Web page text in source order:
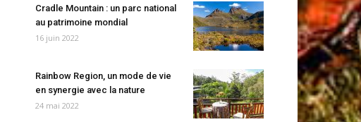
Cradle Mountain : un parc national
au patrimoine mondial
16 juin 2022
Rainbow Region, un mode de vie
en synergie avec la nature
24 mai 2022